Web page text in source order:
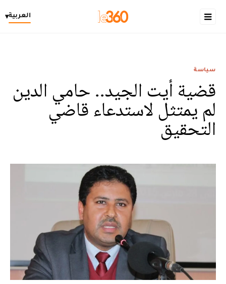
العربية▾
سياسة
قضية أيت الجيد.. حامي الدين
لم يمتثل لاستدعاء قاضي
التحقيق